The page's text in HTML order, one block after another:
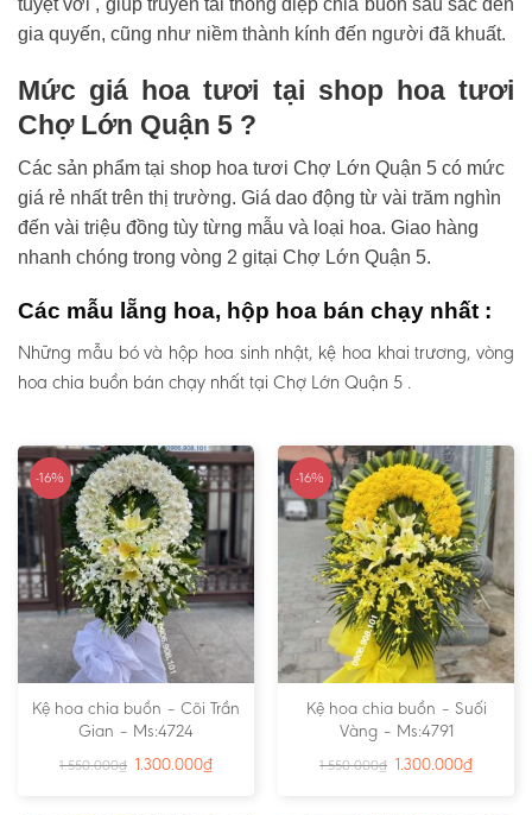
tuyệt vời , giúp truyền tải thông điệp chia buồn sâu sắc đến
gia quyến, cũng như niềm thành kính đến người đã khuất.
Mức giá hoa tươi tại shop hoa tươi
Chợ Lớn Quận 5 ?
Các sản phẩm tại shop hoa tươi Chợ Lớn Quận 5 có mức
giá rẻ nhất trên thị trường. Giá dao động từ vài trăm nghìn
đến vài triệu đồng tùy từng mẫu và loại hoa. Giao hàng
nhanh chóng trong vòng 2 gitại Chợ Lớn Quận 5.
Các mẫu lẵng hoa, hộp hoa bán chạy nhất :
Những mẫu bó và hộp hoa sinh nhật, kệ hoa khai trương, vòng
hoa chia buồn bán chạy nhất tại Chợ Lớn Quận 5 .
-16%
Kệ hoa chia buồn – Cõi Trần
Gian – Ms:4724
1.550.000₫ 1.300.000₫
-16%
Kệ hoa chia buồn – Suối
Vàng – Ms:4791
1.550.000₫ 1.300.000₫